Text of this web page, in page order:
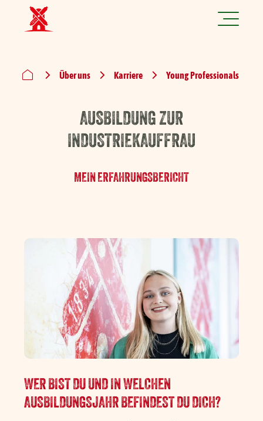
Produkte
Händlersuche
Karriere
Presse
AUSBILDUNG ZUR
INDUSTRIEKAUFFRAU
Über uns Karriere Young Professionals
MEIN ERFAHRUNGSBERICHT
WER BIST DU UND IN WELCHEN
AUSBILDUNGSJAHR BEFINDEST DU DICH?